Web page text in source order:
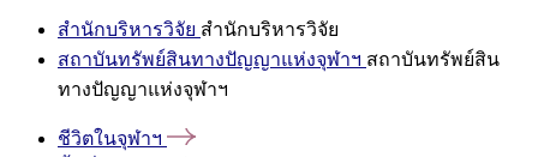
สำนักบริหารวิจัย สำนักบริหารวิจัย
สถาบันทรัพย์สินทางปัญญาแห่งจุฬาฯ สถาบันทรัพย์สิน
ทางปัญญาแห่งจุฬาฯ
ชีวิตในจุฬาฯ